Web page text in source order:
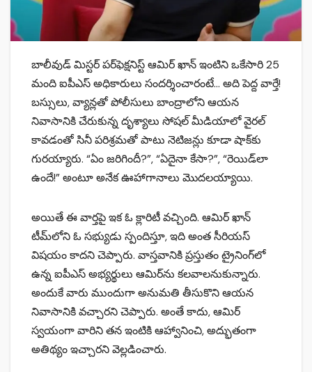
బాలీవుడ్ మిస్టర్ పర్‌ఫెక్షనిస్ట్‌ ఆమిర్‌ ఖాన్‌ ఇంటిని ఒకేసారి 25
మంది ఐపీఎస్‌ అధికారులు సందర్శించారంటే… అది పెద్ద వార్తే!
బస్సులు, వ్యాన్లతో పోలీసులు బాంద్రాలోని ఆయన
నివాసానికి చేరుకున్న దృశ్యాలు సోషల్ మీడియాలో వైరల్
కావడంతో సినీ పరిశ్రమతో పాటు నెటిజన్లు కూడా షాక్‌కు
గురయ్యారు. “ఏం జరిగిందీ?”, “ఏదైనా కేసా?”, “రెయిడ్‌లా
ఉందే!” అంటూ అనేక ఊహాగానాలు మొదలయ్యాయి.
అయితే ఈ వార్తపై ఇక ఓ క్లారిటీ వచ్చింది. ఆమిర్‌ ఖాన్
టీమ్‌లోని ఓ సభ్యుడు స్పందిస్తూ, ఇది అంత సీరియస్
విషయం కాదని చెప్పారు. వాస్తవానికి ప్రస్తుతం ట్రైనింగ్‌లో
ఉన్న ఐపీఎస్‌ అభ్యర్థులు ఆమిర్‌ను కలవాలనుకున్నారు.
అందుకే వారు ముందుగా అనుమతి తీసుకొని ఆయన
నివాసానికి వచ్చారని చెప్పారు. అంతే కాదు, ఆమిర్‌
స్వయంగా వారిని తన ఇంటికి ఆహ్వానించి, అద్భుతంగా
అతిథ్యం ఇచ్చారని వెల్లడించారు.